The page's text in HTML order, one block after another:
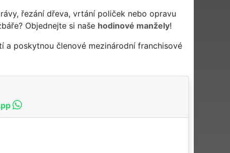
řezání dřeva, vrtání poliček nebo opravu
Objednejte si naše hodinové manžely!
a poskytnou členové mezinárodní franchisové